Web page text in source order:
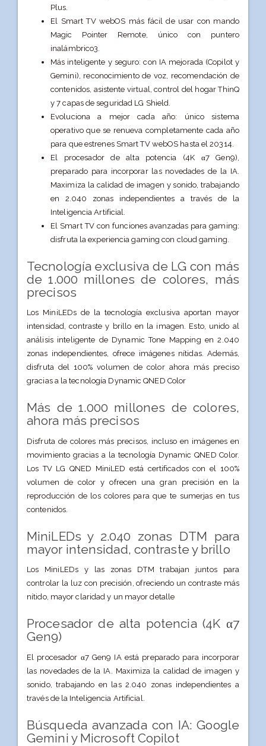
Plus.
El Smart TV webOS más fácil de usar con mando
Magic Pointer Remote, único con puntero
inalámbrico3.
Más inteligente y seguro: con IA mejorada (Copilot y
Gemini), reconocimiento de voz, recomendación de
contenidos, asistente virtual, control del hogar ThinQ
y 7 capas de seguridad LG Shield.
Evoluciona a mejor cada año: único sistema
operativo que se renueva completamente cada año
para que estrenes Smart TV webOS hasta el 20314.
El procesador de alta potencia (4K α7 Gen9),
preparado para incorporar las novedades de la IA.
Maximiza la calidad de imagen y sonido, trabajando
en 2.040 zonas independientes a través de la
Inteligencia Artificial.
El Smart TV con funciones avanzadas para gaming:
disfruta la experiencia gaming con cloud gaming.
Tecnología exclusiva de LG con más
de 1.000 millones de colores, más
precisos
Los MiniLEDs de la tecnología exclusiva aportan mayor
intensidad, contraste y brillo en la imagen. Esto, unido al
análisis inteligente de Dynamic Tone Mapping en 2.040
zonas independientes, ofrece imágenes nítidas. Además,
disfruta del 100% volumen de color ahora más preciso
gracias a la tecnología Dynamic QNED Color
Más de 1.000 millones de colores,
ahora más precisos
Disfruta de colores más precisos, incluso en imágenes en
movimiento gracias a la tecnología Dynamic QNED Color.
Los TV LG QNED MiniLED está certificados con el 100%
volumen de color y ofrecen una gran precisión en la
reproducción de los colores para que te sumerjas en tus
contenidos.
MiniLEDs y 2.040 zonas DTM para
mayor intensidad, contraste y brillo
Los MiniLEDs y las zonas DTM trabajan juntos para
controlar la luz con precisión, ofreciendo un contraste más
nítido, mayor claridad y un mayor detalle
Procesador de alta potencia (4K α7
Gen9)
El procesador α7 Gen9 IA está preparado para incorporar
las novedades de la IA. Maximiza la calidad de imagen y
sonido, trabajando en las 2.040 zonas independientes a
través de la Inteligencia Artificial.
Búsqueda avanzada con IA: Google
Gemini y Microsoft Copilot